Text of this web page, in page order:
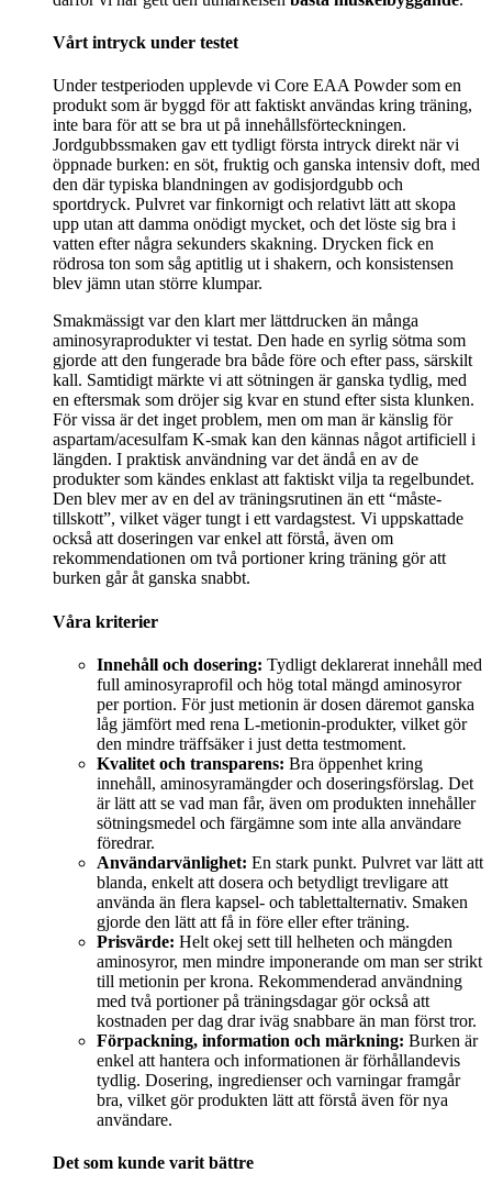
Vårt intryck under testet
Under testperioden upplevde vi Core EAA Powder som en
produkt som är byggd för att faktiskt användas kring träning,
inte bara för att se bra ut på innehållsförteckningen.
Jordgubbssmaken gav ett tydligt första intryck direkt när vi
öppnade burken: en söt, fruktig och ganska intensiv doft, med
den där typiska blandningen av godisjordgubb och
sportdryck. Pulvret var finkornigt och relativt lätt att skopa
upp utan att damma onödigt mycket, och det löste sig bra i
vatten efter några sekunders skakning. Drycken fick en
rödrosa ton som såg aptitlig ut i shakern, och konsistensen
blev jämn utan större klumpar.
Smakmässigt var den klart mer lättdrucken än många
aminosyraprodukter vi testat. Den hade en syrlig sötma som
gjorde att den fungerade bra både före och efter pass, särskilt
kall. Samtidigt märkte vi att sötningen är ganska tydlig, med
en eftersmak som dröjer sig kvar en stund efter sista klunken.
För vissa är det inget problem, men om man är känslig för
aspartam/acesulfam K-smak kan den kännas något artificiell i
längden. I praktisk användning var det ändå en av de
produkter som kändes enklast att faktiskt vilja ta regelbundet.
Den blev mer av en del av träningsrutinen än ett “måste-
tillskott”, vilket väger tungt i ett vardagstest. Vi uppskattade
också att doseringen var enkel att förstå, även om
rekommendationen om två portioner kring träning gör att
burken går åt ganska snabbt.
Våra kriterier
Innehåll och dosering: Tydligt deklarerat innehåll med
full aminosyraprofil och hög total mängd aminosyror
per portion. För just metionin är dosen däremot ganska
låg jämfört med rena L-metionin-produkter, vilket gör
den mindre träffsäker i just detta testmoment.
Kvalitet och transparens: Bra öppenhet kring
innehåll, aminosyramängder och doseringsförslag. Det
är lätt att se vad man får, även om produkten innehåller
sötningsmedel och färgämne som inte alla användare
föredrar.
Användarvänlighet: En stark punkt. Pulvret var lätt att
blanda, enkelt att dosera och betydligt trevligare att
använda än flera kapsel- och tablettalternativ. Smaken
gjorde den lätt att få in före eller efter träning.
Prisvärde: Helt okej sett till helheten och mängden
aminosyror, men mindre imponerande om man ser strikt
till metionin per krona. Rekommenderad användning
med två portioner på träningsdagar gör också att
kostnaden per dag drar iväg snabbare än man först tror.
Förpackning, information och märkning: Burken är
enkel att hantera och informationen är förhållandevis
tydlig. Dosering, ingredienser och varningar framgår
bra, vilket gör produkten lätt att förstå även för nya
användare.
Det som kunde varit bättre